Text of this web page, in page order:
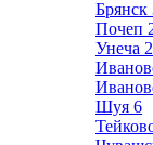
Брянск
Почеп
Унеча 2
Шуя 6